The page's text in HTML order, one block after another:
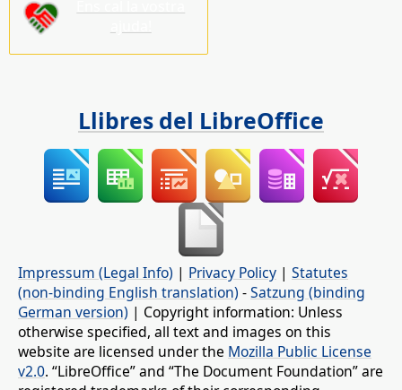
Llibres del LibreOffice
Impressum (Legal Info) | Privacy Policy | Statutes
(non-binding English translation) -Satzung (binding
German version) | Copyright information: Unless
otherwise specified, all text and images on this
website are licensed under the Mozilla Public License
v2.0. “LibreOffice” and “The Document Foundation” are